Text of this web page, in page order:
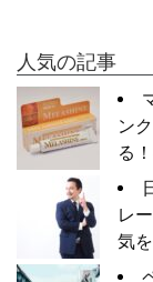
人気の記事
ン
る
レ
気